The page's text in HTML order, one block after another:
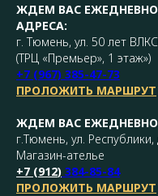
ЖДЕМ ВАС
АДРЕСА:
г. Тюмень, ул. 50 лет
(ТРЦ «Премьер», 1 этаж»)
+7 (967) 385-47-73
ПРОЛОЖИТЬ МАРШРУТ
ЖДЕМ ВАС
г.Тюмень, ул. Республики,
Магазин-ателье
+7 (912) 384-85-84
ПРОЛОЖИТЬ МАРШРУТ